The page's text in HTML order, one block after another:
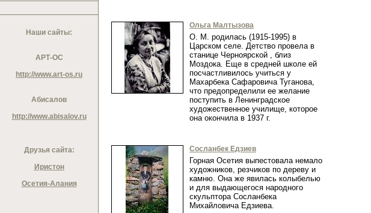
Наши сайты:
АРТ-ОС
http://www.art-os.ru
Абисалов
http://www.abisalov.ru
Друзья сайта:
Иристон
Осетия-Алания
Ольга Малтызова
О. М. родилась (1915-1995) в
Царском селе. Детство провела в
станице Черноярской , близ
Моздока. Еще в средней школе ей
посчастливилось учиться у
Махарбека Сафаровича Туганова,
что предопределили ее желание
поступить в Ленинградское
художественное училище, которое
она окончила в 1937 г.
Сосланбек Едзиев
Горная Осетия выпестовала немало
художников, резчиков по дереву и
камню. Она же явилась колыбелью
и для выдающегося народного
скульптора Сосланбека
Михайловича Едзиева.